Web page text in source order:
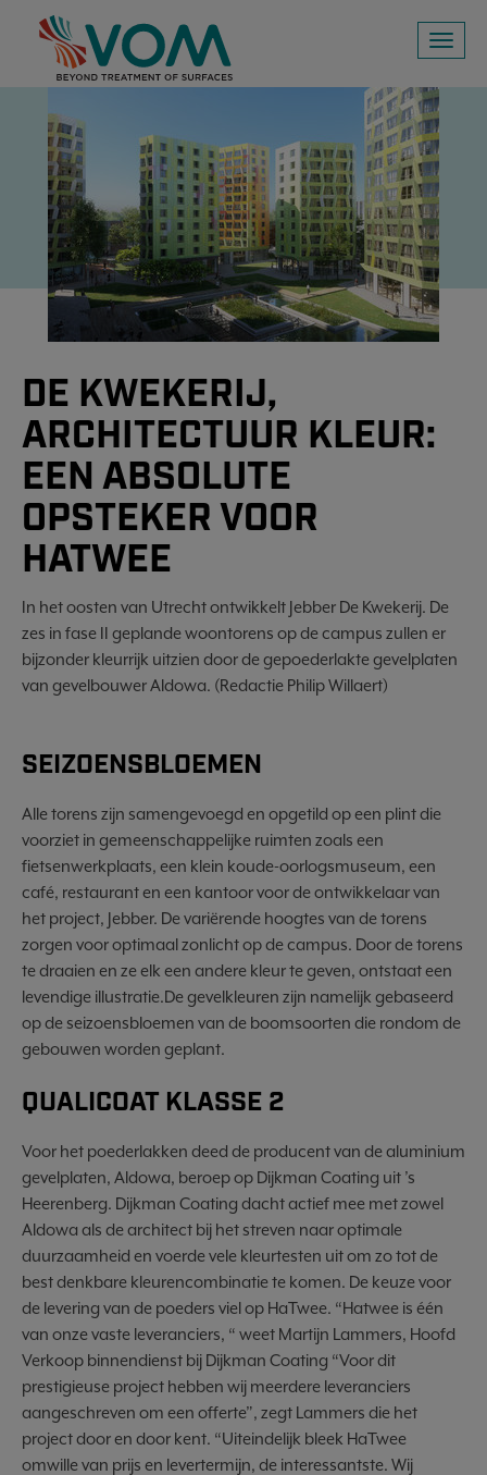
Toggle
DE KWEKERIJ,
ARCHITECTUUR KLEUR:
EEN ABSOLUTE
OPSTEKER VOOR
HATWEE
In het oosten van Utrecht ontwikkelt Jebber De Kwekerij. De
zes in fase II geplande woontorens op de campus zullen er
bijzonder kleurrijk uitzien door de gepoederlakte gevelplaten
van gevelbouwer Aldowa. (Redactie Philip Willaert)
SEIZOENSBLOEMEN
Alle torens zijn samengevoegd en opgetild op een plint die
voorziet in gemeenschappelijke ruimten zoals een
fietsenwerkplaats, een klein koude-oorlogsmuseum, een
café, restaurant en een kantoor voor de ontwikkelaar van
het project, Jebber. De variërende hoogtes van de torens
zorgen voor optimaal zonlicht op de campus. Door de torens
te draaien en ze elk een andere kleur te geven, ontstaat een
levendige illustratie.De gevelkleuren zijn namelijk gebaseerd
op de seizoensbloemen van de boomsoorten die rondom de
gebouwen worden geplant.
QUALICOAT KLASSE 2
Voor het poederlakken deed de producent van de aluminium
gevelplaten, Aldowa, beroep op Dijkman Coating uit ’s
Heerenberg. Dijkman Coating dacht actief mee met zowel
Aldowa als de architect bij het streven naar optimale
duurzaamheid en voerde vele kleurtesten uit om zo tot de
best denkbare kleurencombinatie te komen. De keuze voor
de levering van de poeders viel op HaTwee. “Hatwee is één
van onze vaste leveranciers, “ weet Martijn Lammers, Hoofd
Verkoop binnendienst bij Dijkman Coating “Voor dit
prestigieuse project hebben wij meerdere leveranciers
aangeschreven om een offerte”, zegt Lammers die het
project door en door kent. “Uiteindelijk bleek HaTwee
omwille van prijs en levertermijn, de interessantste. Wij